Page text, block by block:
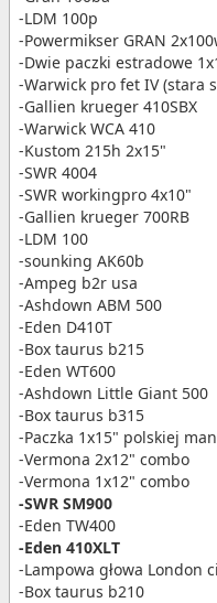
-LDM 100p
-Powermikser GRAN
-Dwie paczki estradowe
-Warwick pro fet IV (stara
-Gallien krueger 410SBX
-Warwick WCA 410
-Kustom 215h 2x15"
-SWR 4004
-SWR workingpro 4x10"
-Gallien krueger 700RB
-LDM 100
-sounking AK60b
-Ampeg b2r usa
-Ashdown ABM 500
-Eden D410T
-Box taurus b215
-Eden WT600
-Ashdown Little Giant 500
-Box taurus b315
-Paczka 1x15" polskiej
-Vermona 2x12" combo
-Vermona 1x12" combo
-SWR SM900
-Eden TW400
-Eden 410XLT
-Lampowa głowa London
-Box taurus b210